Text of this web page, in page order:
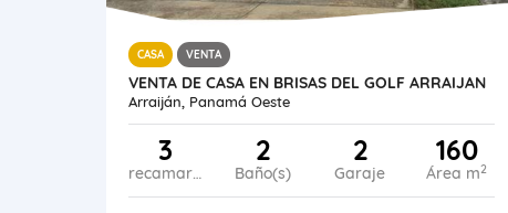
CASA VENTA
VENTA DE CASA EN BRISAS DEL GOLF ARRAIJAN
Arraiján, Panamá Oeste
3
recamaras
2
Baño(s)
2
Garaje
160
Área m2